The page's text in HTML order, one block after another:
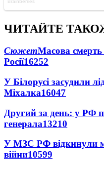
ЧИТАЙТЕ
СюжетМасова
Росії16252
У Білорусі засудили
Міхалка16047
Другий за день: у РФ
генерала13210
У МЗС РФ відкинули
війни10599